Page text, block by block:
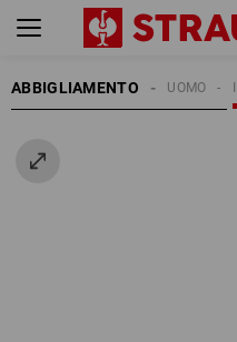
ABBIGLIAMENTO UOMO